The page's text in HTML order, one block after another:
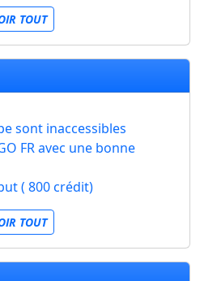
TOUT
sont inaccessibles
FR avec une bonne
( 800 crédit)
TOUT